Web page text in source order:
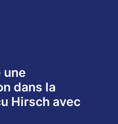
une
dans la
Hirsch avec